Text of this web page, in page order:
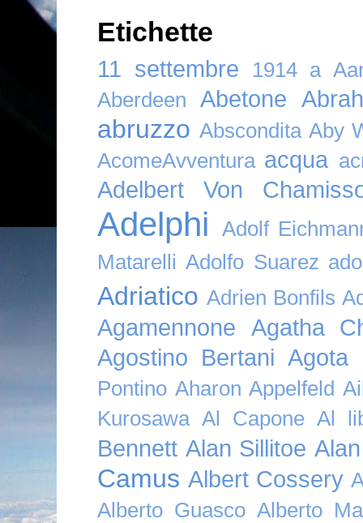
Etichette
11 settembre 1914 a
Aberdeen
Abetone
abruzzo Abscondita Aby
AcomeAvventura acqua
Adelbert Von
Adelphi
Adolf
Matarelli Adolfo Suarez
Adriatico Adrien Bonfils
Agamennone
Agatha
Agostino Bertani Agota
Pontino Aharon Appelfeld
Kurosawa Al Capone Al
Bennett Alan Sillitoe
Camus Albert Cossery
Alberto Guasco Alberto